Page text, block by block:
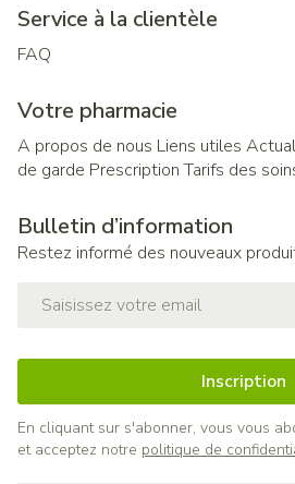
Service à la clientèle
FAQ
Votre pharmacie
A propos de nous Liens utiles
de garde Prescription Tarifs des
Bulletin d’information
Restez informé des nouveaux
Inscription
En cliquant sur s'abonner, vous vous
et acceptez notre politique de